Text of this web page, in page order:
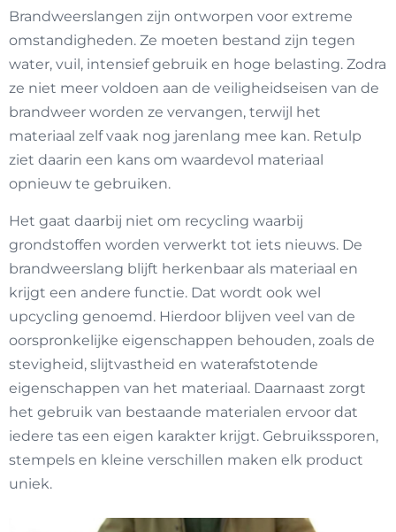
Brandweerslangen zijn ontworpen voor extreme
omstandigheden. Ze moeten bestand zijn tegen
water, vuil, intensief gebruik en hoge belasting. Zodra
ze niet meer voldoen aan de veiligheidseisen van de
brandweer worden ze vervangen, terwijl het
materiaal zelf vaak nog jarenlang mee kan. Retulp
ziet daarin een kans om waardevol materiaal
opnieuw te gebruiken.
Het gaat daarbij niet om recycling waarbij
grondstoffen worden verwerkt tot iets nieuws. De
brandweerslang blijft herkenbaar als materiaal en
krijgt een andere functie. Dat wordt ook wel
upcycling genoemd. Hierdoor blijven veel van de
oorspronkelijke eigenschappen behouden, zoals de
stevigheid, slijtvastheid en waterafstotende
eigenschappen van het materiaal. Daarnaast zorgt
het gebruik van bestaande materialen ervoor dat
iedere tas een eigen karakter krijgt. Gebruikssporen,
stempels en kleine verschillen maken elk product
uniek.